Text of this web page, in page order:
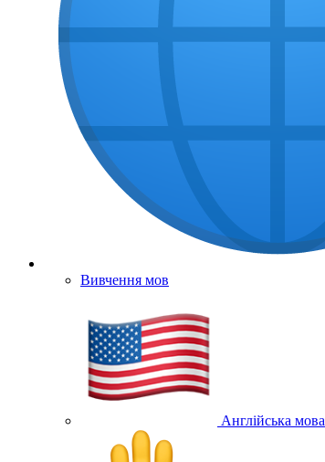
Вивчення мов
Англійська мова